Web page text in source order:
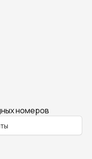
номеров